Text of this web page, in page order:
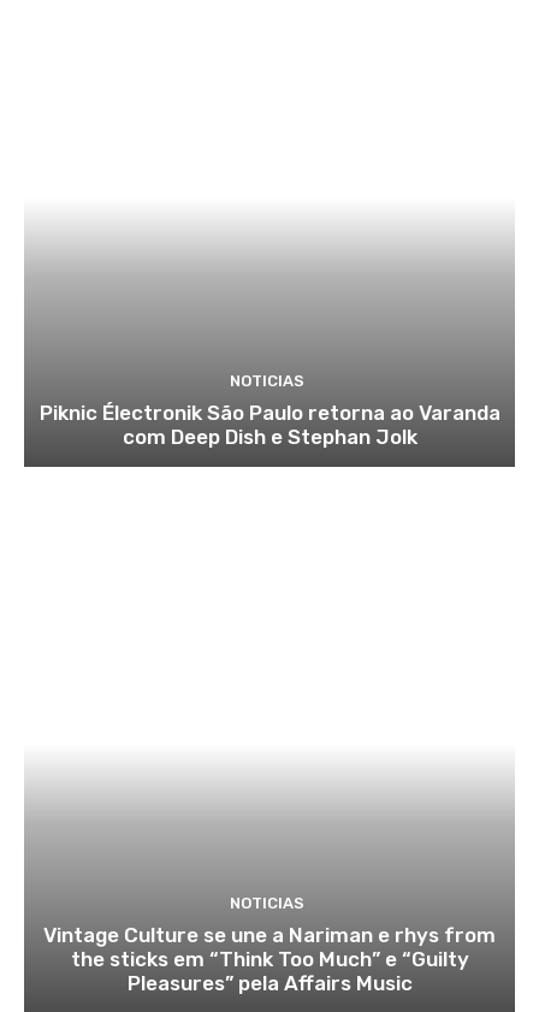
NOTICIAS
Piknic Électronik São Paulo retorna ao Varanda
com Deep Dish e Stephan Jolk
NOTICIAS
Vintage Culture se une a Nariman e rhys from
the sticks em “Think Too Much” e “Guilty
Pleasures” pela Affairs Music